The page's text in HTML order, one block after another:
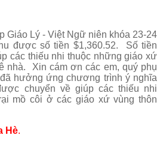
Giáo Lý - Việt Ngữ niên khóa 23-24
được số tiền $1,360.52. Số tiền
các thiếu nhi thuộc những giáo xứ
nhà. Xin cám ơn các em, quý phụ
hưởng ứng chương trình ý nghĩa
chuyển về giúp các thiếu nhi
mồ côi ở các giáo xứ vùng thôn
Hè.